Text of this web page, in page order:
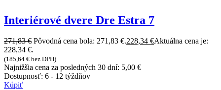
Interiérové dvere Dre Estra 7
271,83€ Pôvodná cena bola: 271,83 €.228,34 €Aktuálna cena je:
228,34 €.
(185,64 € bez DPH)
Najnižšia cena za posledných 30 dní: 5,00 €
Dostupnosť: 6 - 12 týždňov
Kúpiť